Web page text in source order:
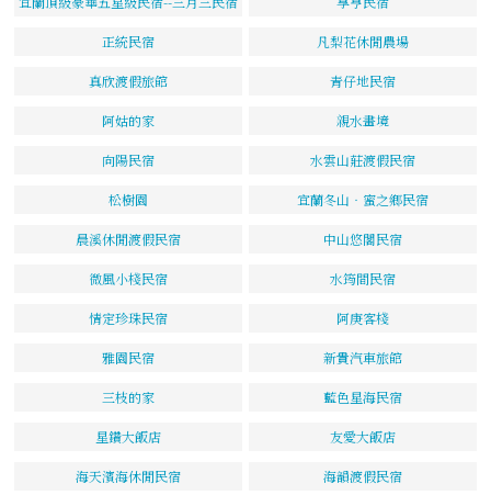
正統民宿 凡梨花休閒農場
真欣渡假旅館 青仔地民宿
阿姑的家 親水畫境
向陽民宿 水雲山莊渡假民宿
松樹園 宜蘭冬山‧蜜之鄉民宿
晨溪休閒渡假民宿 中山悠閣民宿
微風小棧民宿 水筠間民宿
情定珍珠民宿 阿庚客棧
雅園民宿 新貴汽車旅館
三枝的家 藍色星海民宿
星鑽大飯店 友愛大飯店
海天濱海休閒民宿 海韻渡假民宿